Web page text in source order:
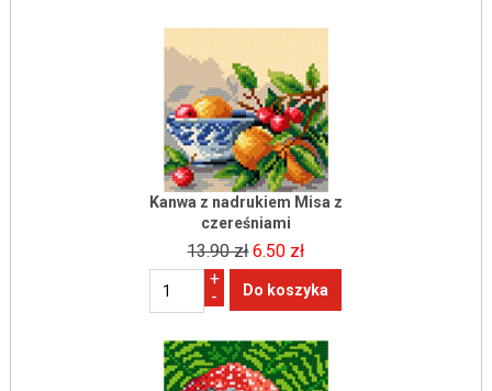
Kanwa z nadrukiem Misa z
czereśniami
13.90 zł 6.50 zł
+
-